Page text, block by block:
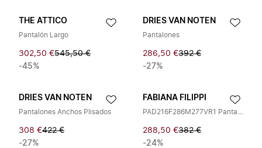
THE ATTICO
Pantalón Largo
302,50 €545,50 €
-45%
DRIES VAN NOTEN
Pantalones
286,50 €392 €
-27%
DRIES VAN NOTEN
Pantalones Anchos Plisados
308 €422 €
-27%
FABIANA FILIPPI
PAD216F286M277VR1 Pantalones
288,50 €382 €
-24%